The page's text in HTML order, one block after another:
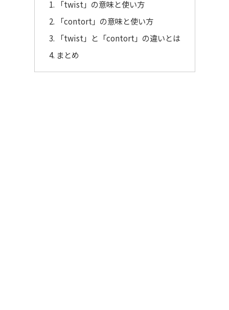
「twist」の意味と使い方
「contort」の意味と使い方
「twist」と「contort」の違いとは
まとめ